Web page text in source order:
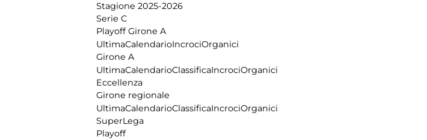
Stagione 2025-2026
Serie C
Playoff Girone A
UltimaCalendarioIncrociOrganici
Girone A
UltimaCalendarioClassificaIncrociOrganici
Eccellenza
Girone regionale
UltimaCalendarioClassificaIncrociOrganici
SuperLega
Playoff